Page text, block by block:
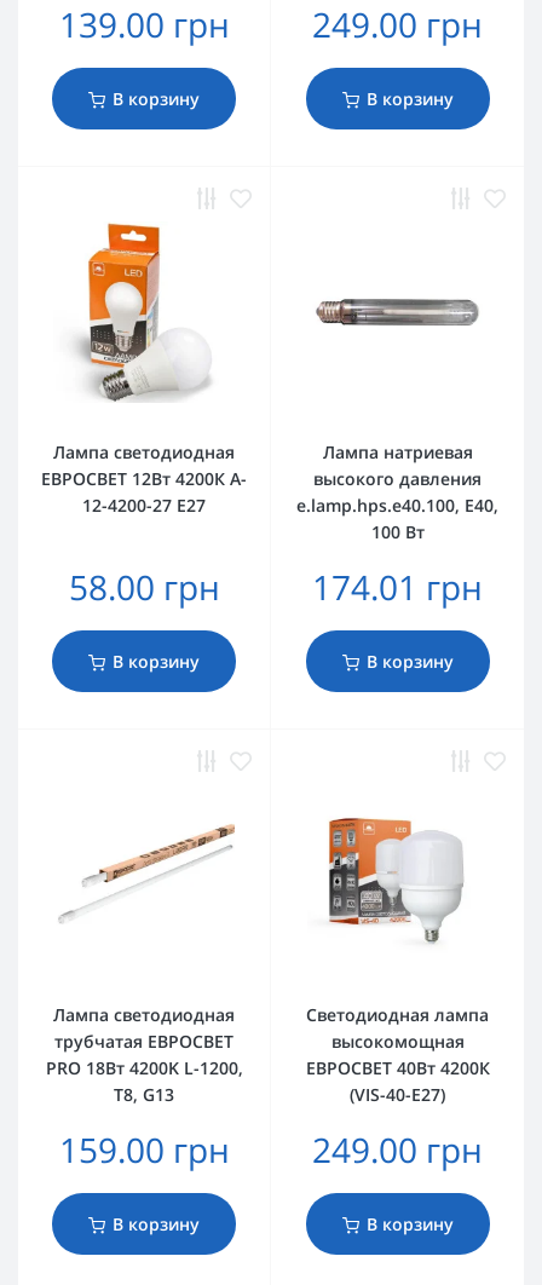
139.00 грн
В корзину
249.00 грн
В корзину
Лампа светодиодная
ЕВРОСВЕТ 12Вт 4200К A-
12-4200-27 Е27
58.00 грн
В корзину
Лампа натриевая
высокого давления
e.lamp.hps.e40.100, E40,
100 Вт
174.01 грн
В корзину
Лампа светодиодная
трубчатая ЕВРОСВЕТ
PRO 18Вт 4200K L-1200,
T8, G13
159.00 грн
В корзину
Светодиодная лампа
высокомощная
ЕВРОСВЕТ 40Вт 4200К
(VIS-40-E27)
249.00 грн
В корзину